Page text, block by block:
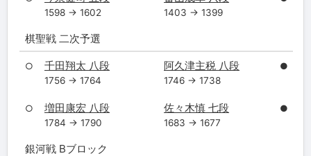
1598 → 1602 1403 → 1399
棋聖戦 二次予選
○ 千田翔太 八段
1756 → 1764
阿久津主税 八段
1746 → 1738
●
○ 増田康宏 八段
1784 → 1790
佐々木慎 七段
1683 → 1677
●
銀河戦 Bブロック